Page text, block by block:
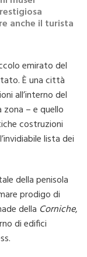
anche il turista
emirato del
È una città
all’interno del
– e quello
costruzioni
lista dei
della penisola
prodigo di
della Corniche,
di edifici